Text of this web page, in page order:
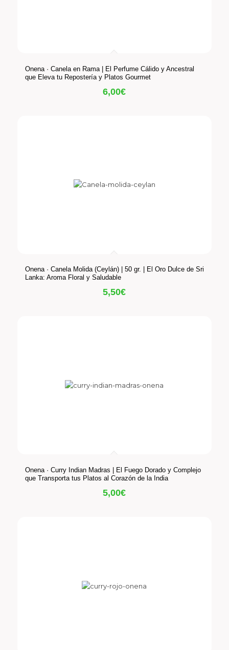
Onena · Canela en Rama | El Perfume Cálido y Ancestral
que Eleva tu Repostería y Platos Gourmet
6,00€
Onena · Canela Molida (Ceylán) | 50 gr. | El Oro Dulce de Sri
Lanka: Aroma Floral y Saludable
5,50€
Onena · Curry Indian Madras | El Fuego Dorado y Complejo
que Transporta tus Platos al Corazón de la India
5,00€